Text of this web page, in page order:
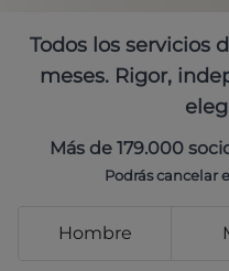
Todos los servicios
meses. Rigor,
Más de 179.000
Podrás cancelar
Hombre